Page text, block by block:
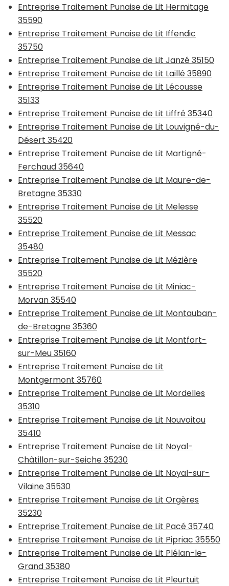
Entreprise Traitement Punaise de Lit Hermitage
35590
Entreprise Traitement Punaise de Lit Iffendic
35750
Entreprise Traitement Punaise de Lit Janzé 35150
Entreprise Traitement Punaise de Lit Laillé 35890
Entreprise Traitement Punaise de Lit Lécousse
35133
Entreprise Traitement Punaise de Lit Liffré 35340
Entreprise Traitement Punaise de Lit Louvigné-du-
Désert 35420
Entreprise Traitement Punaise de Lit Martigné-
Ferchaud 35640
Entreprise Traitement Punaise de Lit Maure-de-
Bretagne 35330
Entreprise Traitement Punaise de Lit Melesse
35520
Entreprise Traitement Punaise de Lit Messac
35480
Entreprise Traitement Punaise de Lit Mézière
35520
Entreprise Traitement Punaise de Lit Miniac-
Morvan 35540
Entreprise Traitement Punaise de Lit Montauban-
de-Bretagne 35360
Entreprise Traitement Punaise de Lit Montfort-
sur-Meu 35160
Entreprise Traitement Punaise de Lit
Montgermont 35760
Entreprise Traitement Punaise de Lit Mordelles
35310
Entreprise Traitement Punaise de Lit Nouvoitou
35410
Entreprise Traitement Punaise de Lit Noyal-
Châtillon-sur-Seiche 35230
Entreprise Traitement Punaise de Lit Noyal-sur-
Vilaine 35530
Entreprise Traitement Punaise de Lit Orgères
35230
Entreprise Traitement Punaise de Lit Pacé 35740
Entreprise Traitement Punaise de Lit Pipriac 35550
Entreprise Traitement Punaise de Lit Plélan-le-
Grand 35380
Entreprise Traitement Punaise de Lit Pleurtuit